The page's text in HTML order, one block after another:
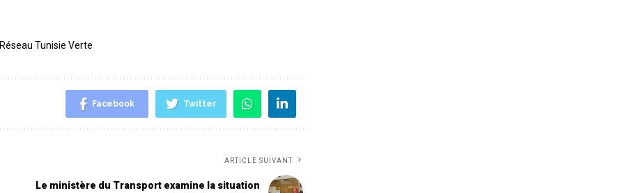
Réseau Tunisie Verte
Facebook Twitter
ARTICLE SUIVANT
Le ministère du Transport examine la situation